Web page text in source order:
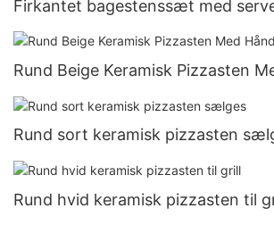
Firkantet bagestenssæt med
Rund Beige Keramisk Pizzasten
Rund sort keramisk pizzasten
Rund hvid keramisk pizzasten til